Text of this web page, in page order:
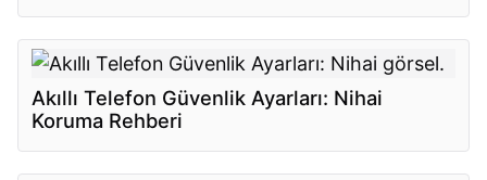
Akıllı Telefon Güvenlik Ayarları: Nihai
Koruma Rehberi